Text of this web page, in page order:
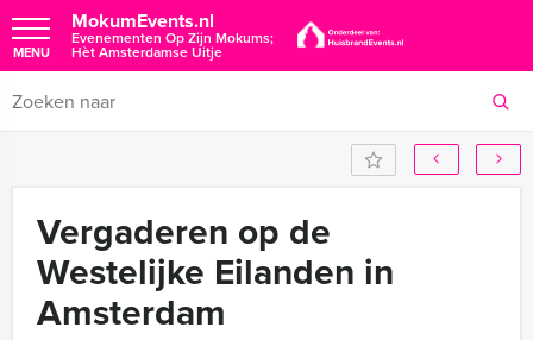
MokumEvents.nl
Evenementen Op Zijn Mokums;
Hèt Amsterdamse Uitje
MENU
Vergaderen op de
Westelijke Eilanden in
Amsterdam